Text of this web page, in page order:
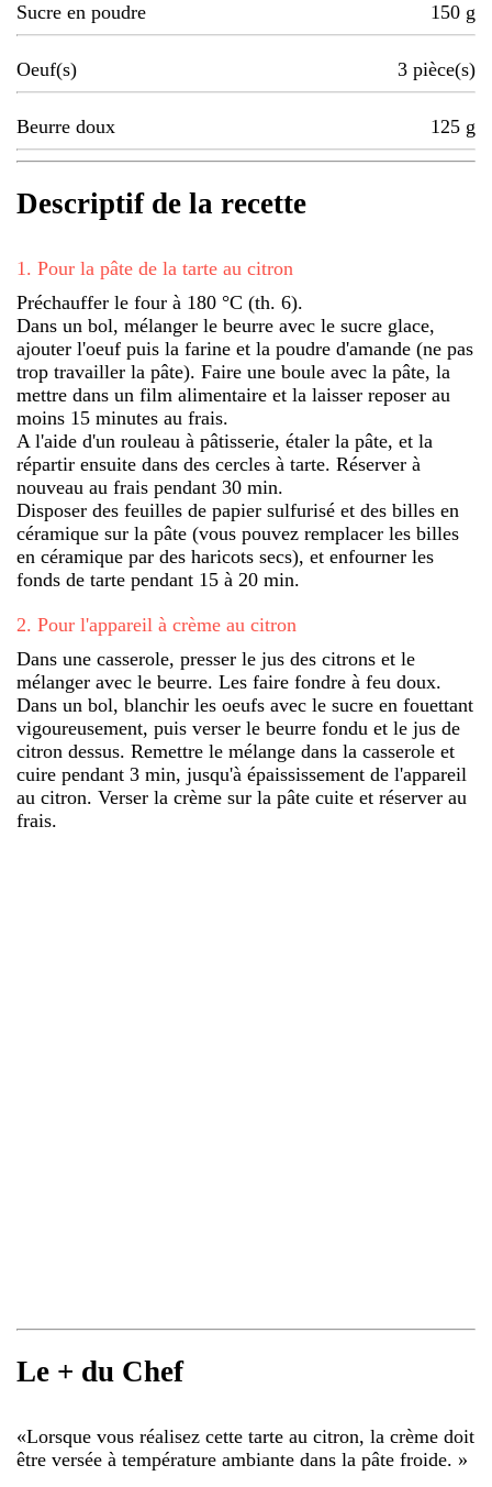
Sucre en poudre 150 g
Oeuf(s) 3 pièce(s)
Beurre doux 125 g
Descriptif de la recette
1 . Pour la pâte de la tarte au citron
Préchauffer le four à 180 °C (th. 6).
Dans un bol, mélanger le beurre avec le sucre glace,
ajouter l'oeuf puis la farine et la poudre d'amande (ne pas
trop travailler la pâte). Faire une boule avec la pâte, la
mettre dans un film alimentaire et la laisser reposer au
moins 15 minutes au frais.
A l'aide d'un rouleau à pâtisserie, étaler la pâte, et la
répartir ensuite dans des cercles à tarte. Réserver à
nouveau au frais pendant 30 min.
Disposer des feuilles de papier sulfurisé et des billes en
céramique sur la pâte (vous pouvez remplacer les billes
en céramique par des haricots secs), et enfourner les
fonds de tarte pendant 15 à 20 min.
2. Pour l'appareil à crème au citron
Dans une casserole, presser le jus des citrons et le
mélanger avec le beurre. Les faire fondre à feu doux.
Dans un bol, blanchir les oeufs avec le sucre en fouettant
vigoureusement, puis verser le beurre fondu et le jus de
citron dessus. Remettre le mélange dans la casserole et
cuire pendant 3 min, jusqu'à épaississement de l'appareil
au citron. Verser la crème sur la pâte cuite et réserver au
frais.
Le + du Chef
«Lorsque vous réalisez cette tarte au citron, la crème doit
être versée à température ambiante dans la pâte froide. »